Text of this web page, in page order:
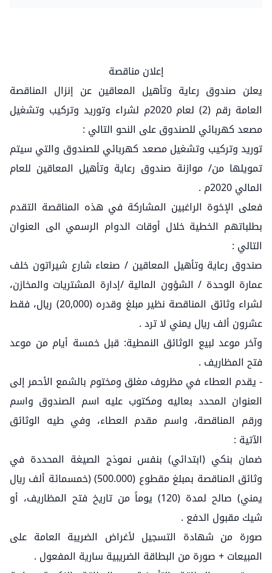
إعلان مناقصة
يعلن صندوق رعاية وتأهيل المعاقين عن إنزال المناقصة
العامة رقم (2) لعام 2020م لشراء وتوريد وتركيب وتشغيل
مصعد كهربائي للصندوق على النحو التالي :
توريد وتركيب وتشغيل مصعد كهربائي للصندوق والتي سيتم
تمويلها من/ موازنة صندوق رعاية وتأهيل المعاقين للعام
المالي 2020م .
فعلى الإخوة الراغبين المشاركة في هذه المناقصة التقدم
بطلباتهم الخطية خلال أوقات الدوام الرسمي الى العنوان
التالي :
صندوق رعاية وتأهيل المعاقين / صنعاء شارع شيراتون خلف
عمارة الوحدة / الشؤون المالية /إدارة المشتريات والمخازن،
لشراء وثائق المناقصة نظير مبلغ وقدره (20,000) ريال، فقط
عشرون ألف ريال يمني لا ترد .
وآخر موعد لبيع الوثائق النمطية: قبل خمسة أيام من موعد
فتح المظاريف .
- يقدم العطاء في مظروف مغلق ومختوم بالشمع الأحمر إلى
العنوان المحدد بعاليه ومكتوب عليه اسم الصندوق واسم
ورقم المناقصة، واسم مقدم العطاء، وفي طيه الوثائق
الآتية :
ضمان بنكي (ابتدائي) بنفس نموذج الصيغة المحددة في
وثائق المناقصة بمبلغ مقطوع (500.000) (خمسمائة ألف ريال
يمني) صالح لمدة (120) يوماً من تاريخ فتح المظاريف، أو
شيك مقبول الدفع .
صورة من شهادة التسجيل لأغراض الضريبة العامة على
المبيعات + صورة من البطاقة الضريبية سارية المفعول .